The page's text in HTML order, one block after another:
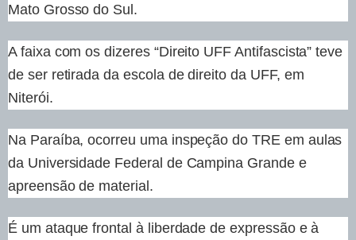
Mato Grosso do Sul.
A faixa com os dizeres “Direito UFF Antifascista” teve
de ser retirada da escola de direito da UFF, em
Niterói.
Na Paraíba, ocorreu uma inspeção do TRE em aulas
da Universidade Federal de Campina Grande e
apreensão de material.
É um ataque frontal à liberdade de expressão e à